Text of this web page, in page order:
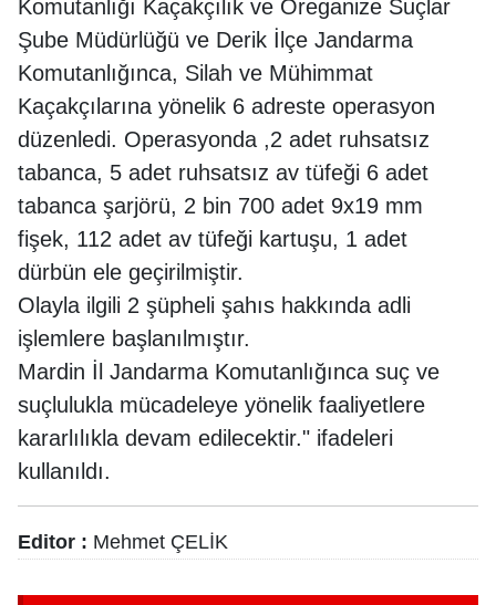
Komutanlığı Kaçakçılık ve Oreganize Suçlar
Şube Müdürlüğü ve Derik İlçe Jandarma
Komutanlığınca, Silah ve Mühimmat
Kaçakçılarına yönelik 6 adreste operasyon
düzenledi. Operasyonda ,2 adet ruhsatsız
tabanca, 5 adet ruhsatsız av tüfeği 6 adet
tabanca şarjörü, 2 bin 700 adet 9x19 mm
fişek, 112 adet av tüfeği kartuşu, 1 adet
dürbün ele geçirilmiştir.
Olayla ilgili 2 şüpheli şahıs hakkında adli
işlemlere başlanılmıştır.
Mardin İl Jandarma Komutanlığınca suç ve
suçlulukla mücadeleye yönelik faaliyetlere
kararlılıkla devam edilecektir." ifadeleri
kullanıldı.
Editor : Mehmet ÇELİK